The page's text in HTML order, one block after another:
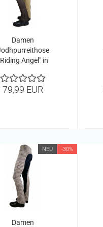
Damen
Angel" in
79,99 EUR
NEU -30%
Damen